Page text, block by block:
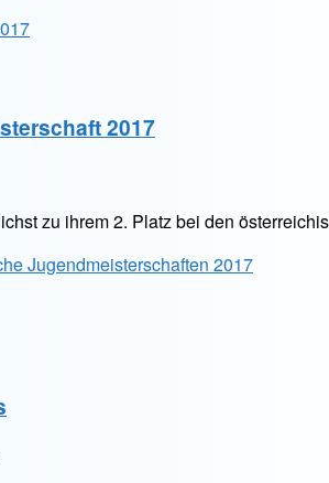
2017
zu ihrem 2. Platz bei den
Jugendmeisterschaften 2017